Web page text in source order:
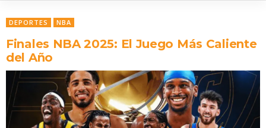
DEPORTES NBA
Finales NBA 2025: El Juego Más Caliente
del Año